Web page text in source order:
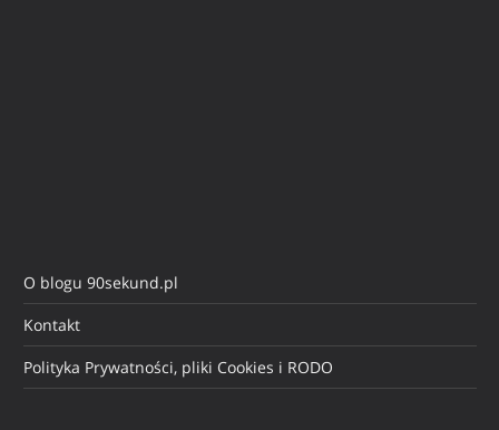
O blogu 90sekund.pl
Kontakt
Polityka Prywatności, pliki Cookies i RODO